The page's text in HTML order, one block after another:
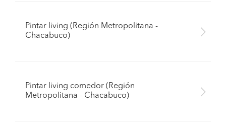
Pintar living (Región Metropolitana -
Chacabuco)
Pintar living comedor (Región
Metropolitana - Chacabuco)